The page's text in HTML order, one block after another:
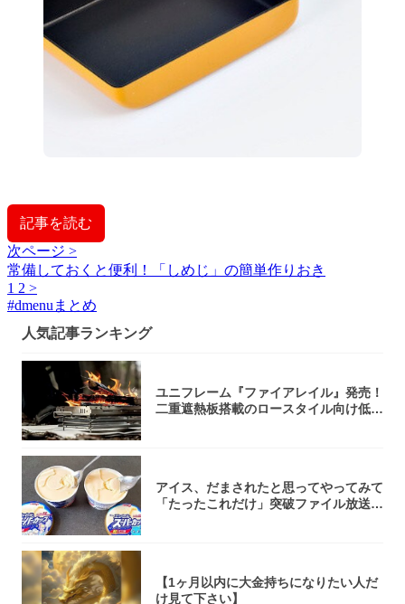
記事を読む
次ページ >
常備しておくと便利！「しめじ」の簡単作りおき
1 2 >
#dmenuまとめ
人気記事ランキング
ユニフレーム『ファイアレイル』発売！
二重遮熱板搭載のロースタイル向け低型
アイス、だまされたと思ってやってみて
「たったこれだけ」突破ファイル放送で
【1ヶ月以内に大金持ちになりたい人だ
け見て下さい】